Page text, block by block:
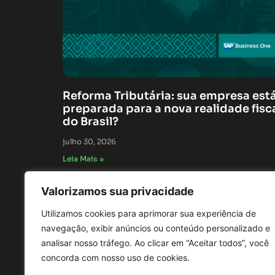
Valorizamos sua privacidade
Utilizamos cookies para aprimorar sua experiência de
navegação, exibir anúncios ou conteúdo personalizado e
analisar nosso tráfego. Ao clicar em “Aceitar todos”, você
concorda com nosso uso de cookies.
Reforma Tributária: sua empresa
preparada para a nova realidade
do Brasil?
julho 30, 2026
Leia Mais »